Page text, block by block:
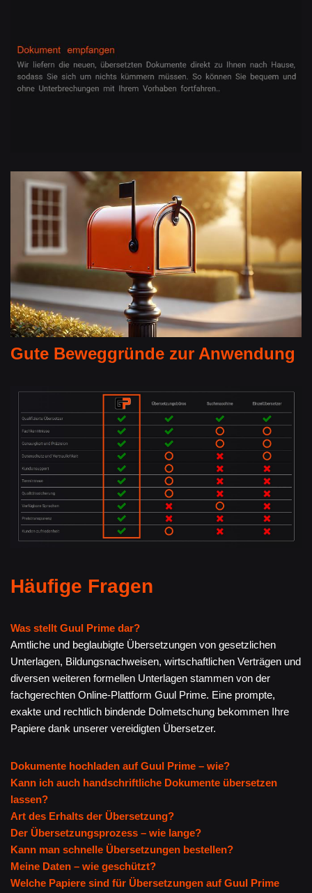
Gute Beweggründe zur Anwendung
Häufige Fragen
Was stellt Guul Prime dar?
Amtliche und beglaubigte Übersetzungen von gesetzlichen
Unterlagen, Bildungsnachweisen, wirtschaftlichen Verträgen und
diversen weiteren formellen Unterlagen stammen von der
fachgerechten Online-Plattform Guul Prime. Eine prompte,
exakte und rechtlich bindende Dolmetschung bekommen Ihre
Papiere dank unserer vereidigten Übersetzer.
Dokumente hochladen auf Guul Prime – wie?
Kann ich auch handschriftliche Dokumente übersetzen
lassen?
Art des Erhalts der Übersetzung?
Der Übersetzungsprozess – wie lange?
Kann man schnelle Übersetzungen bestellen?
Meine Daten – wie geschützt?
Welche Papiere sind für Übersetzungen auf Guul Prime